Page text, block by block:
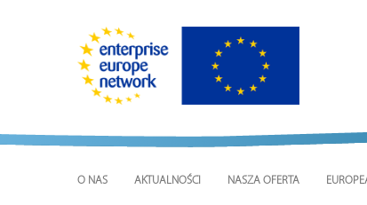
O NAS AKTUALNOŚCI NASZA OFERTA